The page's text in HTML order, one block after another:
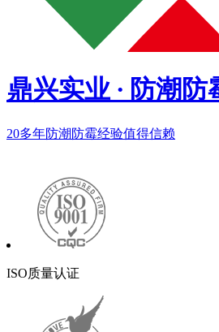
鼎兴实业 · 防潮防
20多年防潮防霉经验值得信赖
ISO质量认证